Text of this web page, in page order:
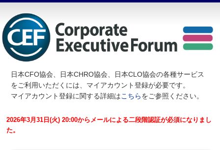
日本CFO協会、日本CHRO協会、日本CLO協会の各種サービス
をご利用いただくには、マイアカウント登録が必要です。
マイアカウント登録に関する詳細はこちらをご参照ください。
2026年3月31日(火) 20:00からメールによる二段階認証が必須になりまし
た。